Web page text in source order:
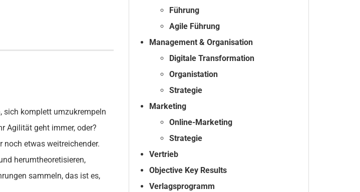
sich komplett umzukrempeln
Agilität geht immer, oder?
noch etwas weitreichender.
herumtheoretisieren,
sammeln, das ist es,
Führung
Agile Führung
Management & Organisation
Digitale Transformation
Organistation
Strategie
Marketing
Online-Marketing
Strategie
Vertrieb
Objective Key Results
Verlagsprogramm